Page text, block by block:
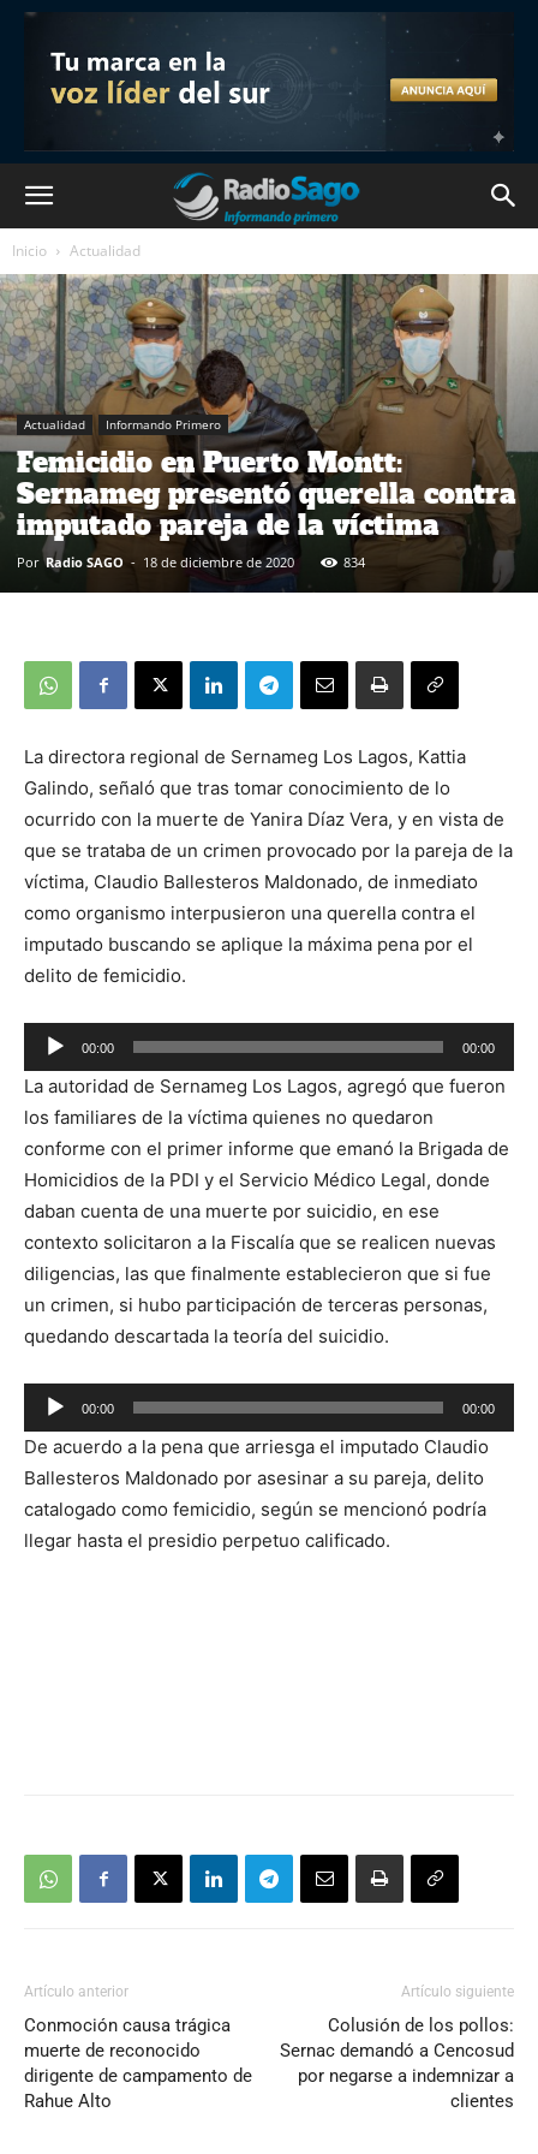
Inicio Actualidad
Actualidad Informando Primero
Femicidio en Puerto Montt:
Sernameg presentó querella contra
imputado pareja de la víctima
Por Radio SAGO - 18 de diciembre de 2020 834
La directora regional de Sernameg Los Lagos, Kattia
Galindo, señaló que tras tomar conocimiento de lo
ocurrido con la muerte de Yanira Díaz Vera, y en vista de
que se trataba de un crimen provocado por la pareja de la
víctima, Claudio Ballesteros Maldonado, de inmediato
como organismo interpusieron una querella contra el
imputado buscando se aplique la máxima pena por el
delito de femicidio.
Reproductor
de
audio
00:00 00:00
La autoridad de Sernameg Los Lagos, agregó que fueron
los familiares de la víctima quienes no quedaron
conforme con el primer informe que emanó la Brigada de
Homicidios de la PDI y el Servicio Médico Legal, donde
daban cuenta de una muerte por suicidio, en ese
contexto solicitaron a la Fiscalía que se realicen nuevas
diligencias, las que finalmente establecieron que si fue
un crimen, si hubo participación de terceras personas,
quedando descartada la teoría del suicidio.
Reproductor
de
audio
00:00 00:00
De acuerdo a la pena que arriesga el imputado Claudio
Ballesteros Maldonado por asesinar a su pareja, delito
catalogado como femicidio, según se mencionó podría
llegar hasta el presidio perpetuo calificado.
Artículo anterior
Conmoción causa trágica
muerte de reconocido
dirigente de campamento de
Rahue Alto
Artículo siguiente
Colusión de los pollos:
Sernac demandó a Cencosud
por negarse a indemnizar a
clientes